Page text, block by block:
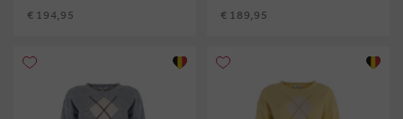
€ 194,95 € 189,95